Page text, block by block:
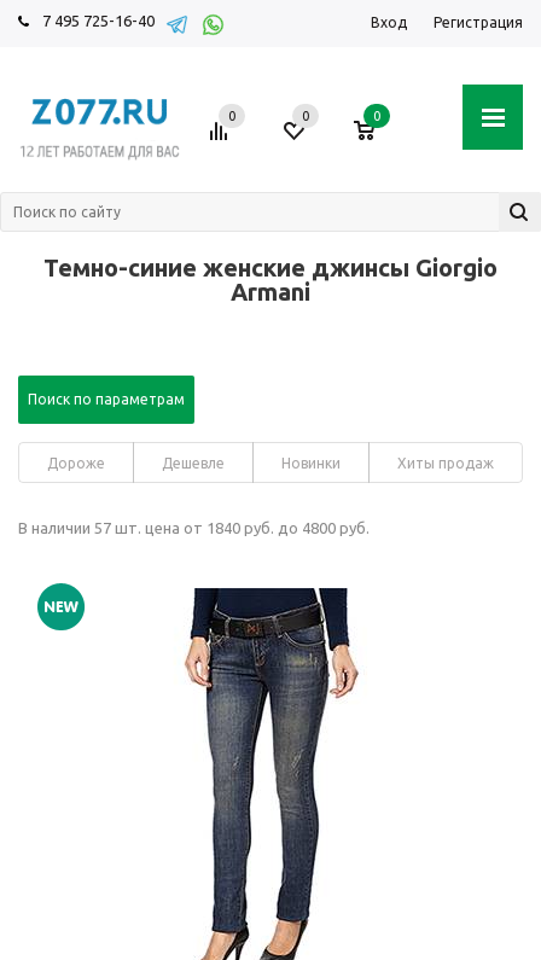
7 495 725-16-40 Вход Регистрация
0 0 0
Темно-синие женские джинсы Giorgio
Armani
Поиск по параметрам
Дороже Дешевле Новинки Хиты продаж
В наличии 57 шт. цена от 1840 руб. до 4800 руб.